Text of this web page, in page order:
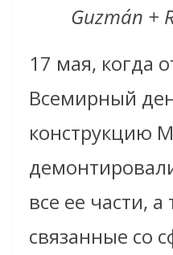
Guzmán +
17 мая, когда
Всемирный
конструкцию
все ее части,
связанные со